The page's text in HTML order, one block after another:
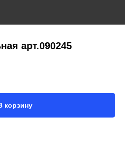
арт.090245
корзину